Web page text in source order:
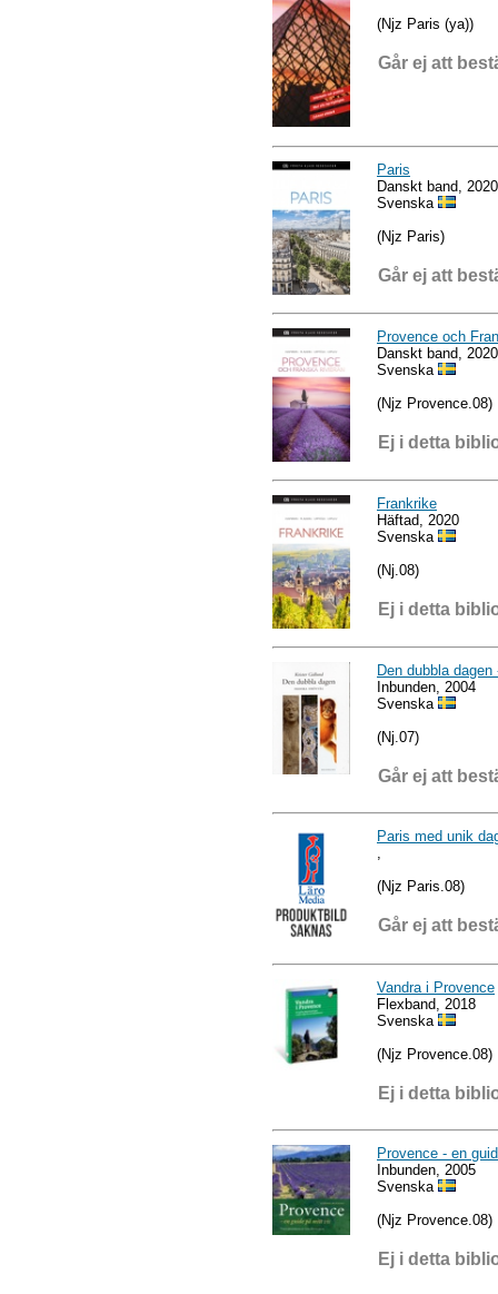
(Njz Paris (ya))
Går ej att
Paris
Danskt band, 2020
Svenska
(Njz Paris)
Går ej att
Provence och
Danskt band, 2020
Svenska
(Njz Provence.08)
Ej i detta
Frankrike
Häftad, 2020
Svenska
(Nj.08)
Ej i detta
Den dubbla
Inbunden, 2004
Svenska
(Nj.07)
Går ej att
Paris med unik
(Njz Paris.08)
Går ej att
Vandra i Provence
Flexband, 2018
Svenska
(Njz Provence.08)
Ej i detta
Provence - en
Inbunden, 2005
Svenska
(Njz Provence.08)
Ej i detta